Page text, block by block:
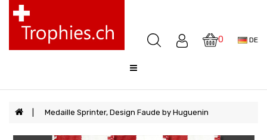
0 DE
Pokale
Medaillen
Awards
Glocken
Sale
FAQ
Medaille Sprinter, Design Faude by Huguenin